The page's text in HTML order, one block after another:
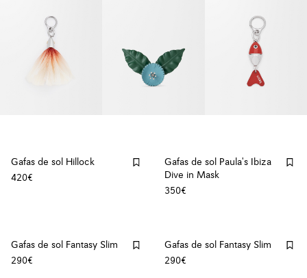
Gafas de sol Hillock
420€
Gafas de sol Paula's Ibiza
Dive in Mask
350€
Gafas de sol Fantasy Slim
290€
Gafas de sol Fantasy Slim
290€